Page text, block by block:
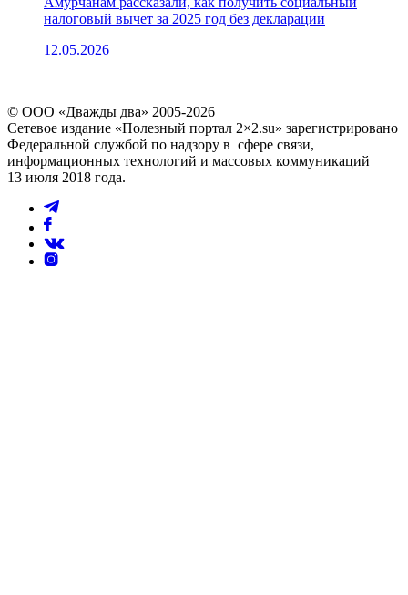
налоговый вычет за 2025 год без декларации
12.05.2026
© ООО «Дважды два» 2005-2026
Сетевое издание «Полезный портал 2×2.su» зарегистрировано
Федеральной службой по надзору в сфере связи,
информационных технологий и массовых коммуникаций
13 июля 2018 года.